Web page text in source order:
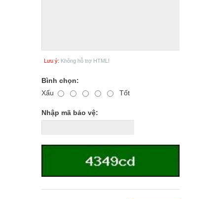
Lưu ý: Không hỗ trợ HTML!
Bình chọn:
Xấu
Tốt
Nhập mã bảo vệ: